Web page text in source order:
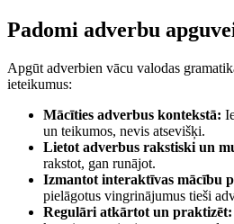
Padomi adverbu
Apgūt adverbien vācu valodas
ieteikumus:
Mācīties adverbus kontekstā:
un teikumos, nevis atsevišķi.
Lietot adverbus rakstiski un
rakstot, gan runājot.
Izmantot interaktīvas mācību
pielāgotus vingrinājumus tieši
Regulāri atkārtot un praktizēt: